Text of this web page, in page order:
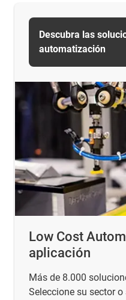
Low Cost
aplicación
Más de 8.000
Seleccione su sector
Descubra las
automatización